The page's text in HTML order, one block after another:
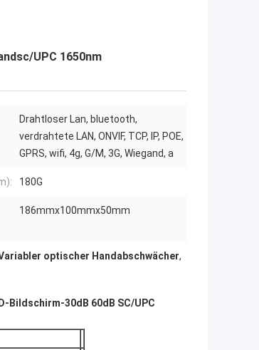
UPC 1650nm
Drahtloser Lan, bluetooth,
verdrahtete LAN, ONVIF, TCP, IP, POE,
GPRS, wifi, 4g, G/M, 3G, Wiegand, a
180G
186mmx100mmx50mm
optischer Handabschwächer,
30dB 60dB SC/UPC